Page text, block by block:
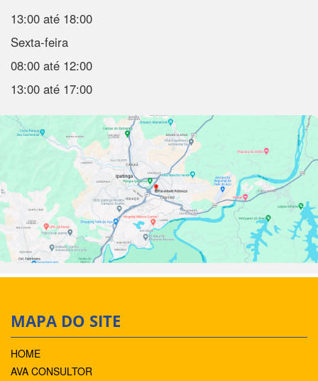
13:00 até 18:00
Sexta-feira
08:00 até 12:00
13:00 até 17:00
MAPA DO SITE
HOME
AVA CONSULTOR